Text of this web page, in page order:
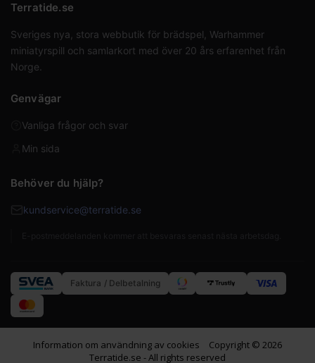
Terratide.se
Sveriges nya, stora webbutik för brädspel, Warhammer
miniatyrspill och samlarkort med över 20 års erfarenhet från
Norge.
Genvägar
Vanliga frågor och svar
Min sida
Behöver du hjälp?
kundservice@terratide.se
Faktura / Delbetalning
Information om användning av cookies
Copyright © 2026
Terratide.se - All rights reserved